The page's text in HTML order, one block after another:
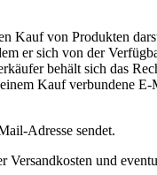
Kauf von Produkten
er sich von der
behält sich das
Kauf verbundene
Adresse sendet.
Versandkosten und